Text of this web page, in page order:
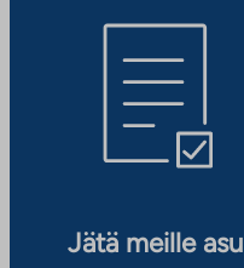
Jätä meille